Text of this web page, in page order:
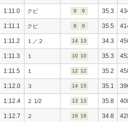
1:11.0 クビ 9 9 35.3
1:11.1 クビ 8 8 35.5
1:11.2 １／２ 14 13 34.3
1:11.3 １ 10 10 35.3
1:11.5 １ 12 12 35.2
1:12.0 ３ 14 15 35.1
1:12.4 ２ 1/2 13 13 35.8
1:12.7 ２ 16 16 34.8